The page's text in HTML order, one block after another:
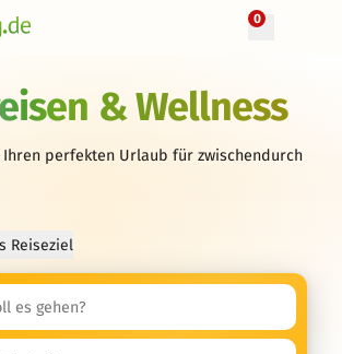
0
& Wellness
perfekten Urlaub für zwischendurch
Reiseziel